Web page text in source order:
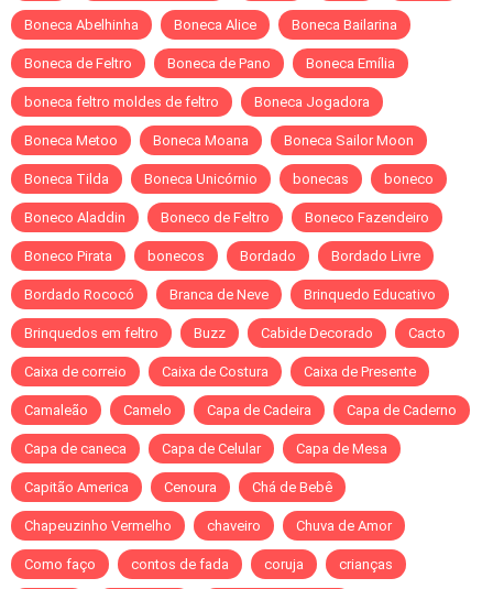
Boneca Abelhinha Boneca Alice Boneca Bailarina
Boneca de Feltro Boneca de Pano Boneca Emília
boneca feltro moldes de feltro Boneca Jogadora
Boneca Metoo Boneca Moana Boneca Sailor Moon
Boneca Tilda Boneca Unicórnio bonecas boneco
Boneco Aladdin Boneco de Feltro Boneco Fazendeiro
Boneco Pirata bonecos Bordado Bordado Livre
Bordado Rococó Branca de Neve Brinquedo Educativo
Brinquedos em feltro Buzz Cabide Decorado Cacto
Caixa de correio Caixa de Costura Caixa de Presente
Camaleão Camelo Capa de Cadeira Capa de Caderno
Capa de caneca Capa de Celular Capa de Mesa
Capitão America Cenoura Chá de Bebê
Chapeuzinho Vermelho chaveiro Chuva de Amor
Como faço contos de fada coruja crianças